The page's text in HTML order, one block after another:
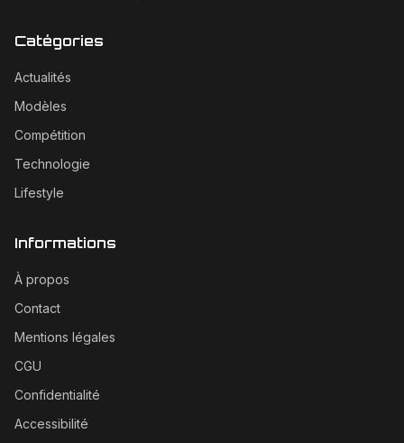
Catégories
Actualités
Modèles
Compétition
Technologie
Lifestyle
Informations
À propos
Contact
Mentions légales
CGU
Confidentialité
Accessibilité